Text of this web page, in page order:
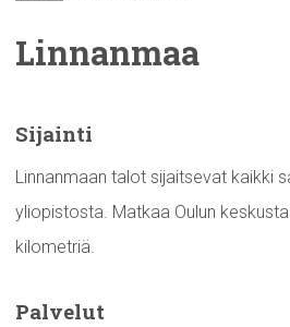
Linnanmaa
Sijainti
Linnanmaan talot sijaitsevat kaikki
yliopistosta. Matkaa Oulun
kilometriä.
Palvelut